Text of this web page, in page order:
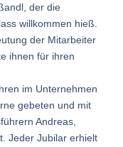
der die
willkommen hieß.
der Mitarbeiter
ihnen für ihren
im Unternehmen
gebeten und mit
Andreas,
Jeder Jubilar erhielt